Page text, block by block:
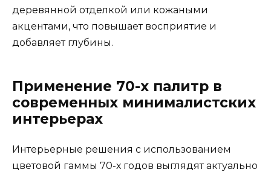
деревянной отделкой или кожаными
акцентами, что повышает восприятие и
добавляет глубины.
Применение 70-х палитр в
современных минималистских
интерьерах
Интерьерные решения с использованием
цветовой гаммы 70-х годов выглядят актуально